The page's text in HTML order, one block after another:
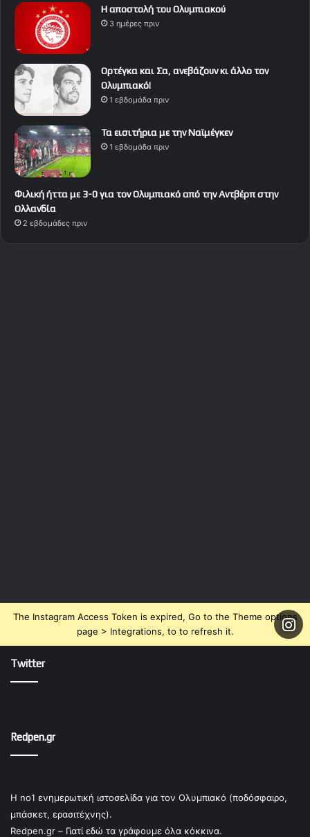
Η αποστολή του Ολυμπιακού
3 ημέρες πριν
Ορτέγκα και Σα, ανεβάζουν κι άλλο τον
Ολυμπιακό!
1 εβδομάδα πριν
Τα εισιτήρια με την Ναϊμέγκεν
1 εβδομάδα πριν
Φιλική ήττα με 3-0 για τον Ολυμπιακό από την Αντβέρπ στην
Ολλανδία
2 εβδομάδες πριν
The Instagram Access Token is expired, Go to the Theme options
page > Integrations, to to refresh it.
Twitter
Redpen.gr
Η no1 ενημερωτική ιστοσελίδα για τον Ολυμπιακό (ποδόσφαιρο,
μπάσκετ, ερασιτέχνης).
Redpen.gr – Γιατί εδώ τα γράφουμε όλα κόκκινα.